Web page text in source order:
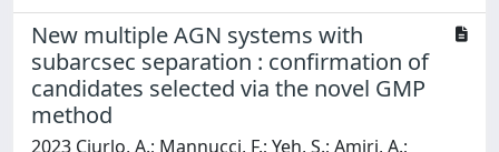
New multiple AGN systems with
subarcsec separation : confirmation of
candidates selected via the novel GMP
method
2023 Ciurlo, A.; Mannucci, F.; Yeh, S.; Amiri, A.;